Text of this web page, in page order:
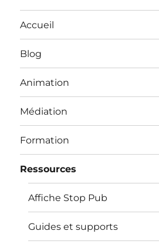
Accueil
Blog
Animation
Médiation
Formation
Ressources
Affiche Stop Pub
Guides et supports